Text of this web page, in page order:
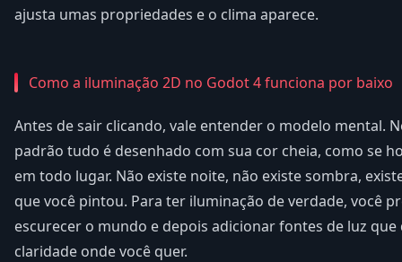
ajusta umas propriedades e o clima aparece.
Como a iluminação 2D no Godot 4 funciona por baixo
Antes de sair clicando, vale entender o modelo mental.
padrão tudo é desenhado com sua cor cheia, como se
em todo lugar. Não existe noite, não existe sombra,
que você pintou. Para ter iluminação de verdade, você
escurecer o mundo e depois adicionar fontes de luz que
claridade onde você quer.